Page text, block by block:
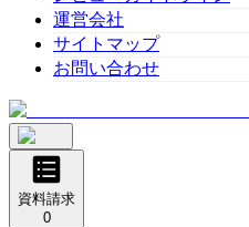
運営会社
サイトマップ
お問い合わせ
資料請求
0